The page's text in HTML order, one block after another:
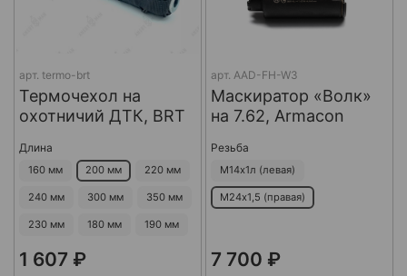
арт. termo-brt
Термочехол на
охотничий ДТК, BRT
Длина
160 мм 200 мм 220 мм
240 мм 300 мм 350 мм
230 мм 180 мм 190 мм
1 607 ₽
арт. AAD-FH-W3
Маскиратор «Волк»
на 7.62, Armacon
Резьба
М14х1л (левая)
М24х1,5 (правая)
7 700 ₽